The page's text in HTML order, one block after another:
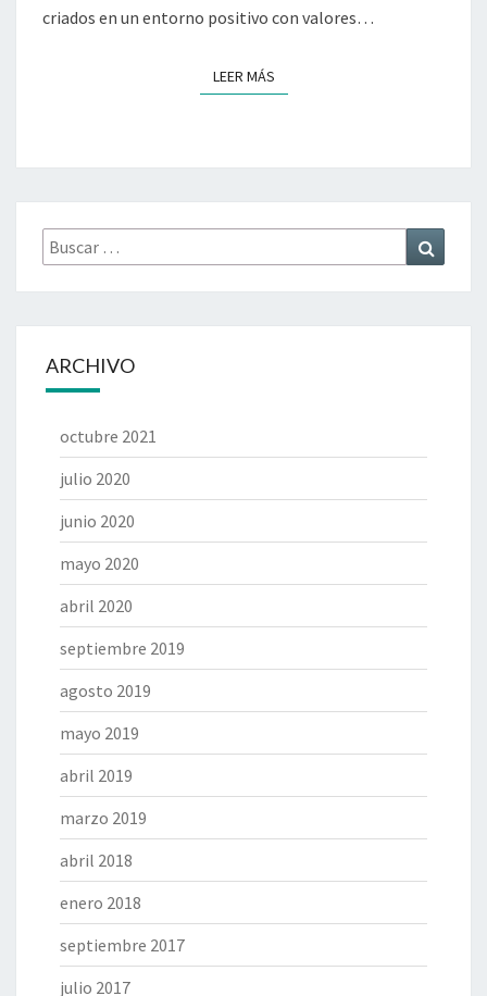
criados en un entorno positivo con valores…
LEER MÁSLEER MÁS
Buscar
por:
ARCHIVO
octubre 2021
julio 2020
junio 2020
mayo 2020
abril 2020
septiembre 2019
agosto 2019
mayo 2019
abril 2019
marzo 2019
abril 2018
enero 2018
septiembre 2017
julio 2017